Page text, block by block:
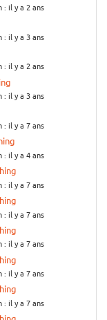
: il y a 2 ans
: il y a 3 ans
: il y a 2 ans
: il y a 3 ans
: il y a 7 ans
: il y a 4 ans
: il y a 7 ans
: il y a 7 ans
: il y a 7 ans
: il y a 7 ans
: il y a 7 ans